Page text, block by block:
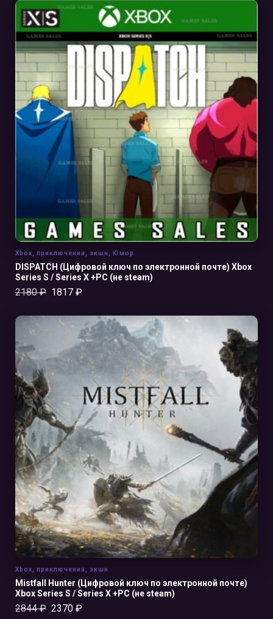
В КОРЗИНУ
DISPATCH (Цифровой ключ по электронной почте) Xbox
Series S / Series X +PC (не steam)
2180₽ 1817 ₽
Xbox приключения экшн Юмор
В КОРЗИНУ
Mistfall Hunter (Цифровой ключ по электронной почте)
Xbox Series S / Series X +PC (не steam)
2844₽ 2370 ₽
Xbox приключения экшн